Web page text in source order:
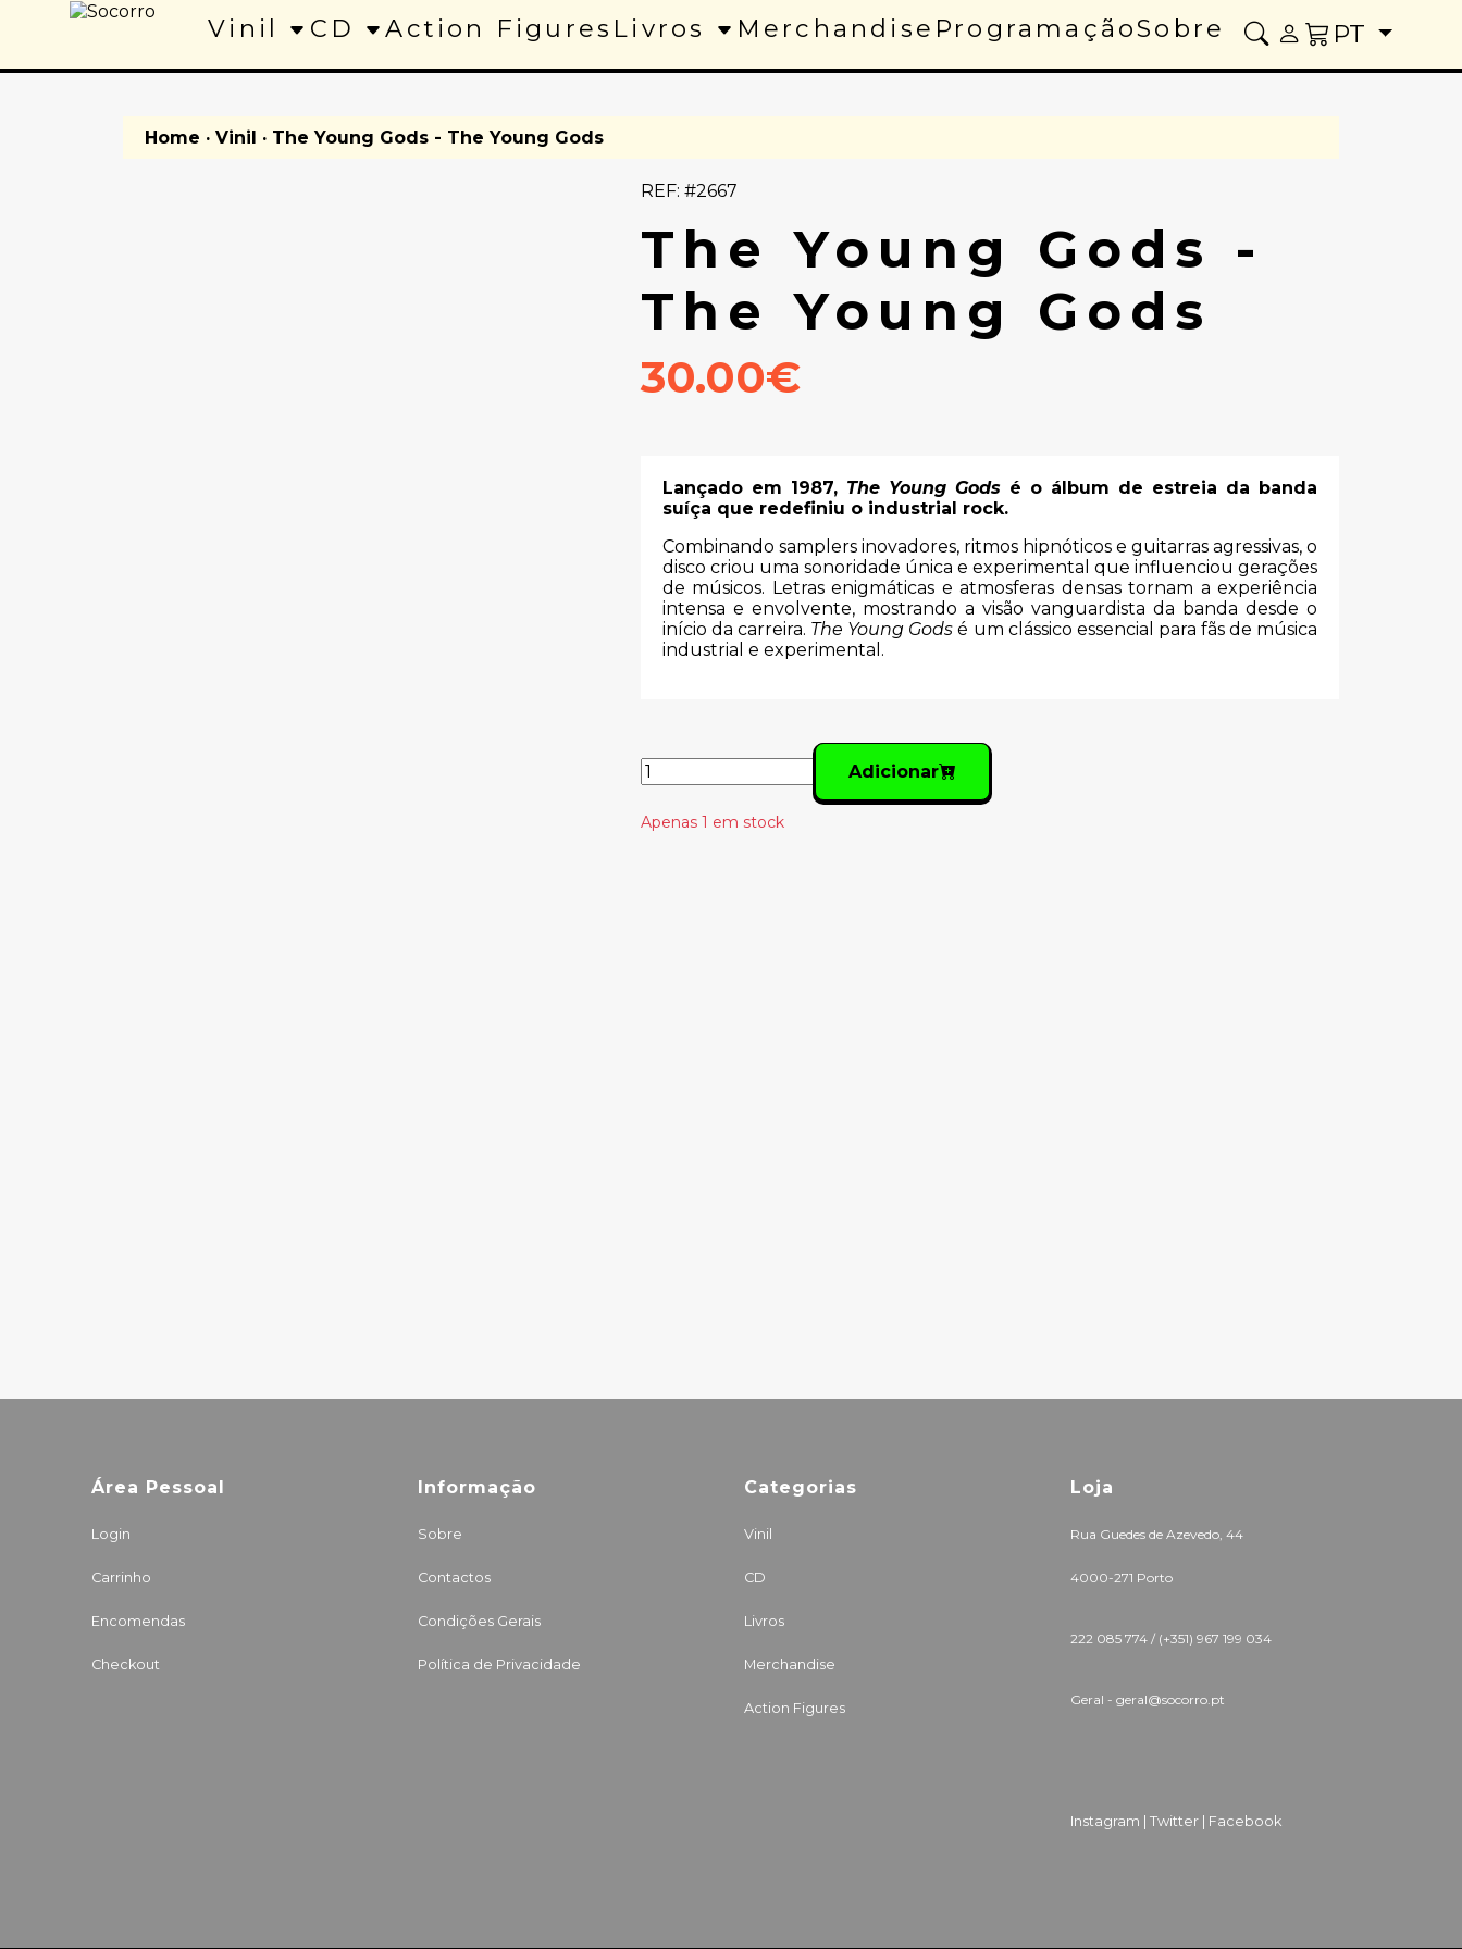
Vinil CD Action Figures Livros Merchandise ProgramaçãoSobre PT
Home · Vinil · The Young Gods - The Young Gods
REF: #2667
The Young Gods -
The Young Gods
30.00€
Lançado em 1987, The Young Gods é o álbum de estreia da banda
suíça que redefiniu o industrial rock.
Combinando samplers inovadores, ritmos hipnóticos e guitarras agressivas, o
disco criou uma sonoridade única e experimental que influenciou gerações
de músicos. Letras enigmáticas e atmosferas densas tornam a experiência
intensa e envolvente, mostrando a visão vanguardista da banda desde o
início da carreira. The Young Gods é um clássico essencial para fãs de música
industrial e experimental.
Adicionar
Apenas 1 em stock
Área Pessoal
Login
Carrinho
Encomendas
Checkout
Informação
Sobre
Contactos
Condições Gerais
Política de Privacidade
Categorias
Vinil
CD
Livros
Merchandise
Action Figures
Loja
Rua Guedes de Azevedo, 44
4000-271 Porto
222 085 774 / (+351) 967 199 034
Geral - geral@socorro.pt
Instagram | Twitter | Facebook